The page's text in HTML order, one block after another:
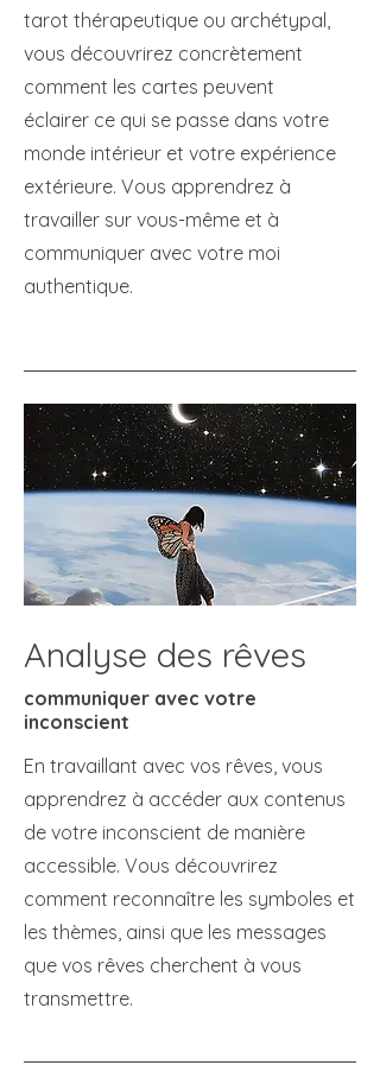
tarot thérapeutique ou archétypal,
vous découvrirez concrètement
comment les cartes peuvent
éclairer ce qui se passe dans votre
monde intérieur et votre expérience
extérieure. Vous apprendrez à
travailler sur vous-même et à
communiquer avec votre moi
authentique.
Analyse des rêves
communiquer avec votre
inconscient
En travaillant avec vos rêves, vous
apprendrez à accéder aux contenus
de votre inconscient de manière
accessible. Vous découvrirez
comment reconnaître les symboles et
les thèmes, ainsi que les messages
que vos rêves cherchent à vous
transmettre.